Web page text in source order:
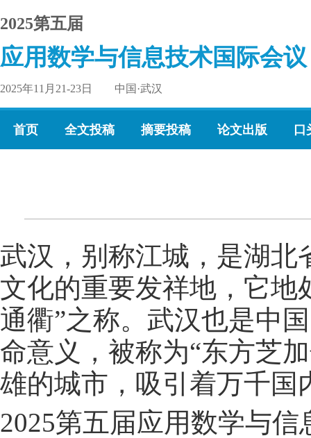
2025第五届
应用数学与信息技术国际会议
2025年11月21-23日 中国·武汉
首页 全文投稿 摘要投稿 论文出版 口
武汉，别称江城，是湖北
文化的重要发祥地，它地
通衢”之称。武汉也是中
命意义，被称为“东方芝
雄的城市，吸引着万千国
2025第五届应用数学与